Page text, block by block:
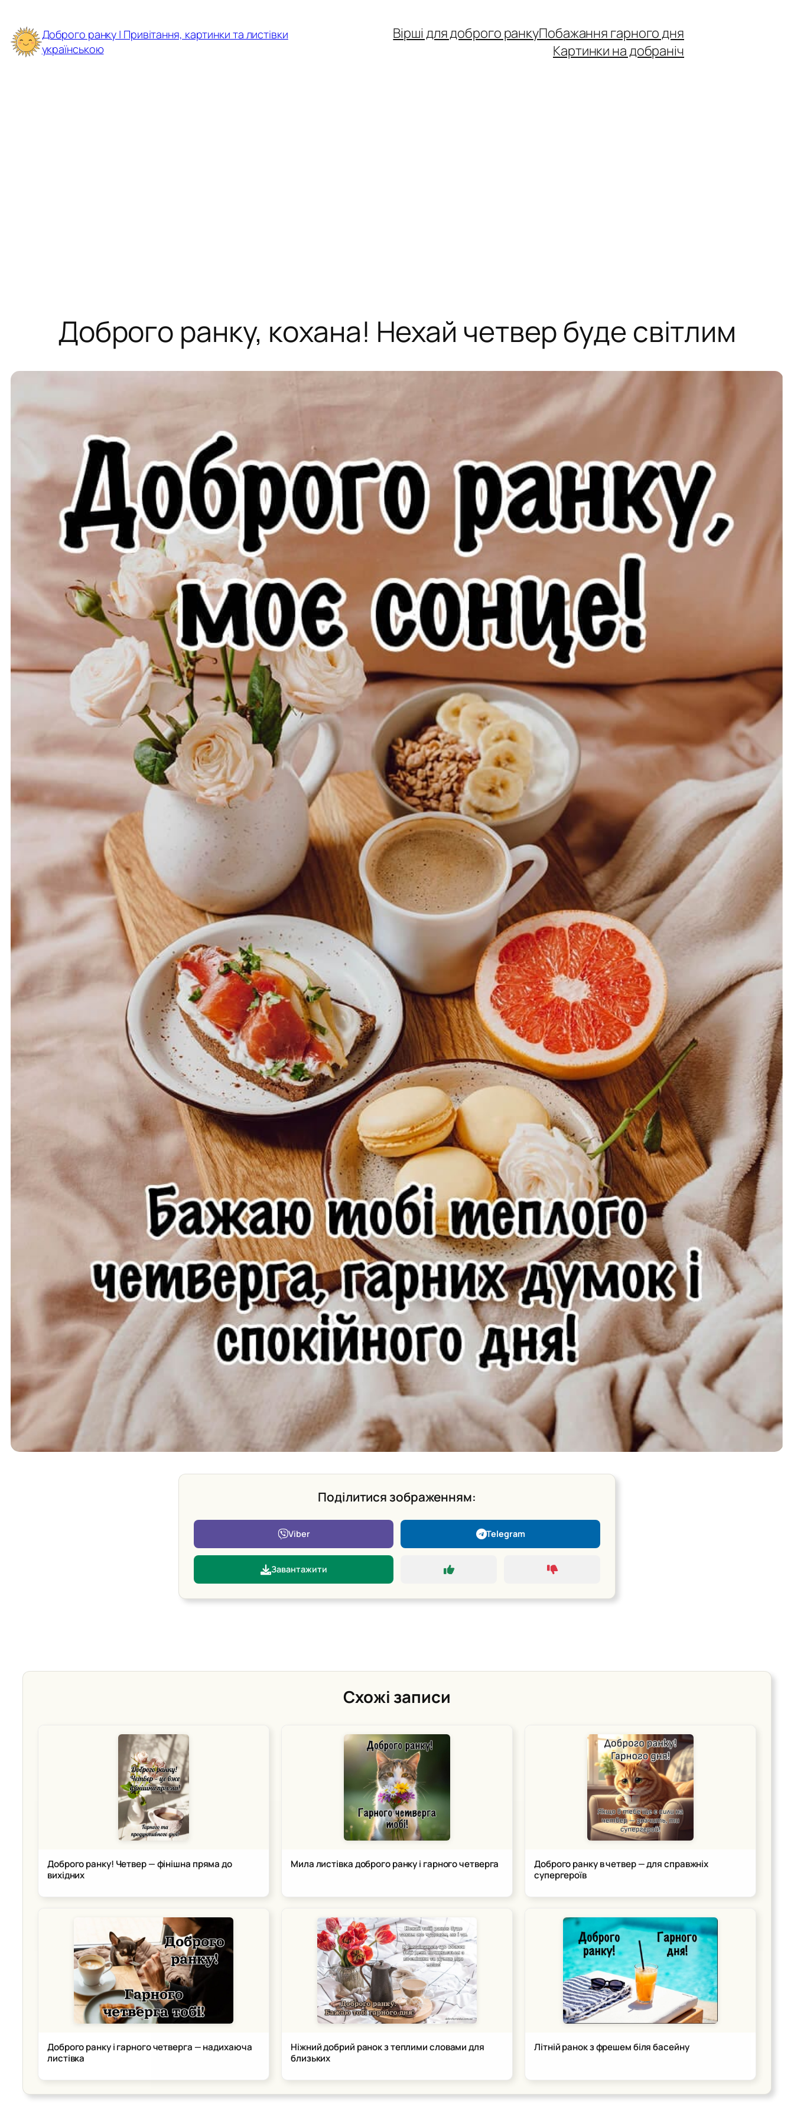
до
вмісту
Доброго ранку | Привітання, картинки та листівки
українською
Вірші для доброго ранкуПобажання гарного дня
Картинки на добраніч
Доброго ранку, кохана! Нехай четвер буде світлим
Поділитися зображенням:
Viber Telegram
Завантажити
Схожі записи
Доброго ранку! Четвер — фінішна пряма до
вихідних
Мила листівка доброго ранку і гарного четверга
Доброго ранку в четвер — для справжніх
супергероїв
Доброго ранку і гарного четверга — надихаюча
листівка
Ніжний добрий ранок з теплими словами для
близьких
Літній ранок з фрешем біля басейну